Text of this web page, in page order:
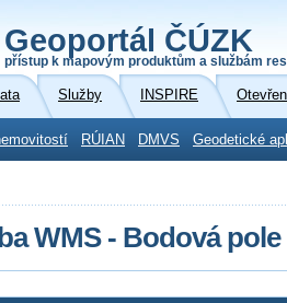
Geoportál ČÚZK
přístup k mapovým produktům a službám
Služby INSPIRE
RÚIAN DMVS Geodetické
WMS - Bodová pole